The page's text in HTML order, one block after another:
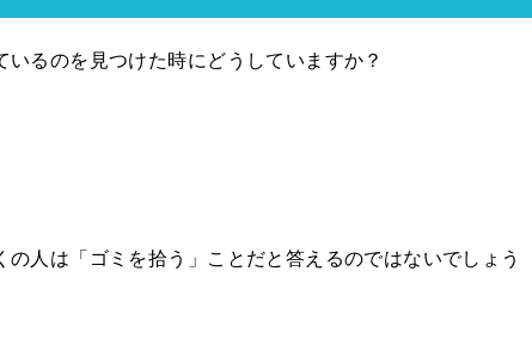
るのを見つけた時にどうしていますか？
人は「ゴミを拾う」ことだと答えるのではないでしょう